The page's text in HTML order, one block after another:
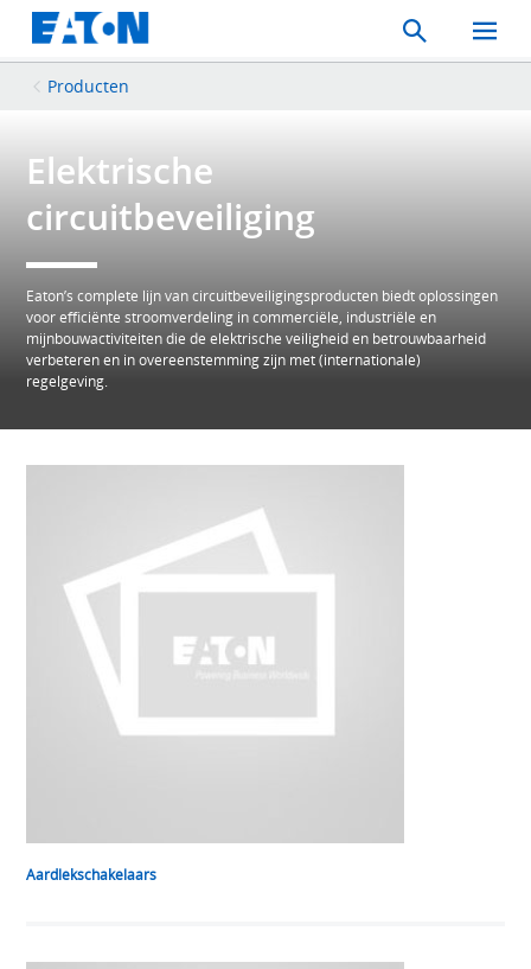
Search
Toggle
Mobile
Producten
Elektrische
circuitbeveiliging
Eaton’s complete lijn van circuitbeveiligingsproducten biedt oplossingen
voor efficiënte stroomverdeling in commerciële, industriële en
mijnbouwactiviteiten die de elektrische veiligheid en betrouwbaarheid
verbeteren en in overeenstemming zijn met (internationale)
regelgeving.
Aardlekschakelaars